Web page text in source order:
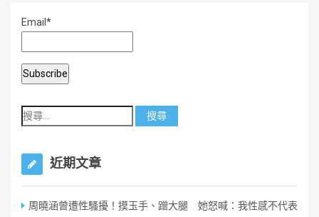
k
Email*
近期文章
周曉涵曾遭性騷擾！摸玉手、蹭大腿 她怒喊：我性感不代表